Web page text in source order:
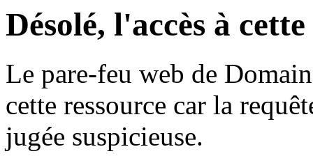
Désolé, l'accès à
Le pare-feu web de
cette ressource car la
jugée suspicieuse.